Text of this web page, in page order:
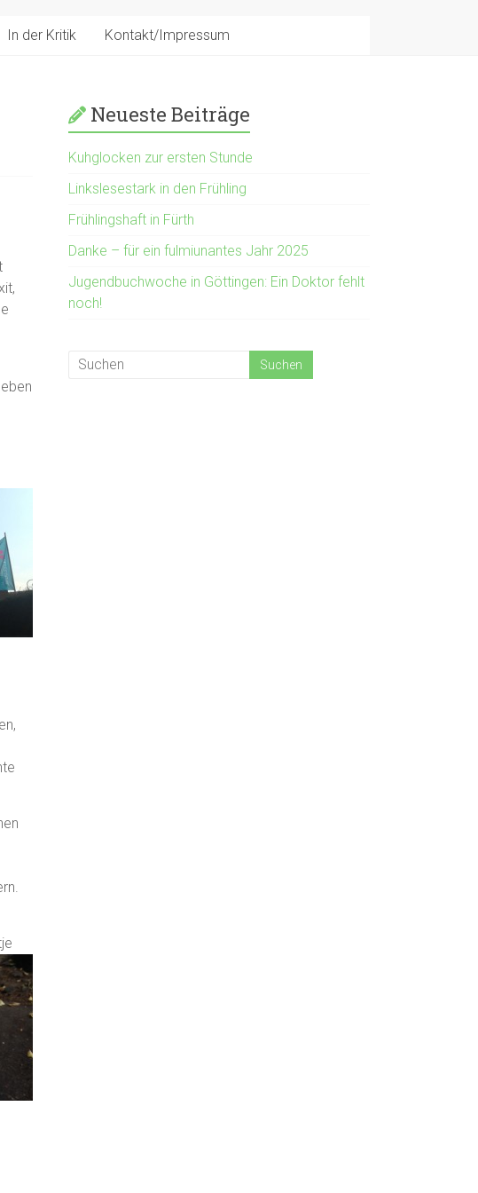
In der Kritik Kontakt/Impressum
Neueste Beiträge
Kuhglocken zur ersten Stunde
Linkslesestark in den Frühling
Frühlingshaft in Fürth
Danke – für ein fulmiunantes Jahr 2025
Jugendbuchwoche in Göttingen: Ein Doktor fehlt
noch!